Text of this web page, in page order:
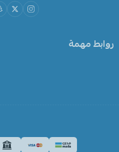
روابط مهمة